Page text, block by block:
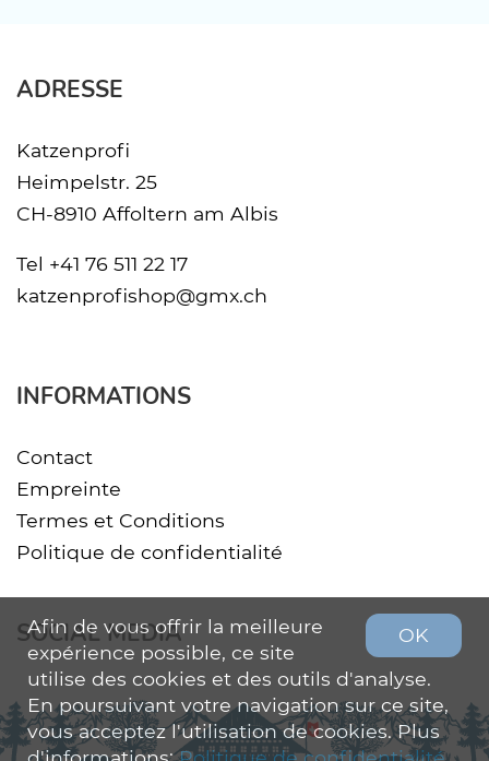
ADRESSE
Katzenprofi
Heimpelstr. 25
CH-8910 Affoltern am Albis
Tel +41 76 511 22 17
katzenprofishop@gmx.ch
INFORMATIONS
Contact
Empreinte
Termes et Conditions
Politique de confidentialité
SOCIAL MEDIA OK
Afin de vous offrir la meilleure
expérience possible, ce site
utilise des cookies et des outils d'analyse.
En poursuivant votre navigation sur ce site,
vous acceptez l'utilisation de cookies. Plus